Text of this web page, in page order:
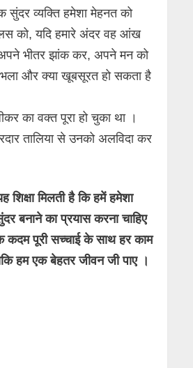
सुंदर व्यक्ति हमेशा मेहनत को
को, यदि हमारे अंदर वह आंख
भीतर झांक कर, अपने मन को
और क्या खूबसूरत हो सकता है
का वक्त पूरा हो चुका था ।
तालिया से उनको अलविदा कर
शिक्षा मिलती है कि हमें हमेशा
बनाने का प्रयास करना चाहिए
कदम पूरी सच्चाई के साथ हर काम
हम एक बेहतर जीवन जी पाए ।